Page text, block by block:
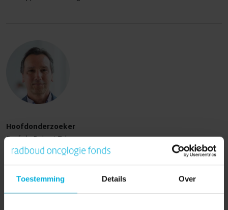
Toestemming Details Over
Hoofdonderzoeker
Prof. dr. Robert Takes
Mede-onderzoekers
Dr. J. van Tol-Geerdink